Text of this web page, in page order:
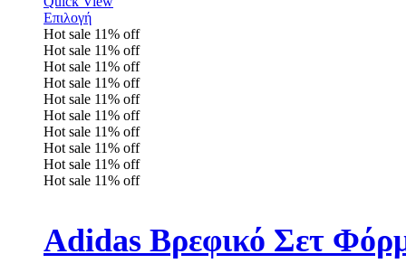
Επιλογή
Hot sale 11% off
Hot sale 11% off
Hot sale 11% off
Hot sale 11% off
Hot sale 11% off
Hot sale 11% off
Hot sale 11% off
Hot sale 11% off
Hot sale 11% off
Hot sale 11% off
Adidas Βρεφικό Σετ